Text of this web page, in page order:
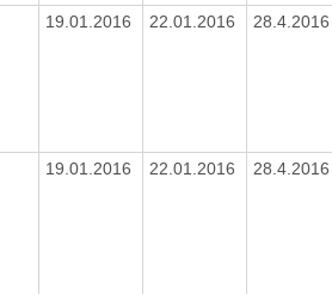
19.01.2016 22.01.2016
19.01.2016 22.01.2016